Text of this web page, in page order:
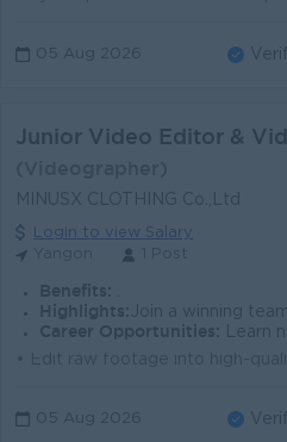
05 Aug 2026
Junior Video Editor &
MINUSX CLOTHING Co.,Ltd
Login to view Salary
Benefits:
Highlights: Join a winning
Career Opportunities:
Learn
05 Aug 2026